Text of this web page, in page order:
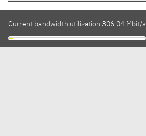
Current bandwidth utilization 306.04 Mbit/s